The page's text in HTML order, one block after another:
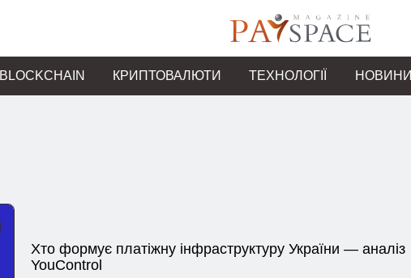
BLOCKCHAIN КРИПТОВАЛЮТИ ТЕХНОЛОГІЇ НОВИНИ
Хто формує платіжну інфраструктуру України — аналіз
YouControl